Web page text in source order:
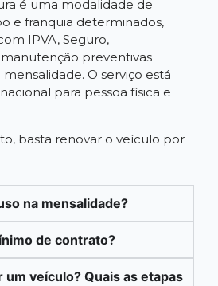
é uma modalidade de
e franquia determinados,
IPVA, Seguro,
preventivas
O serviço está
para pessoa física e
basta renovar o veículo por
na mensalidade?
de contrato?
veículo? Quais as etapas